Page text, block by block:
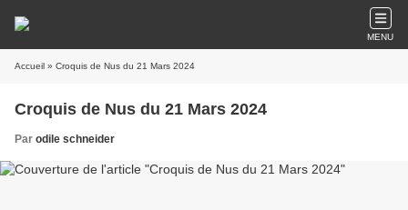
MENU
Accueil » Croquis de Nus du 21 Mars 2024
Croquis de Nus du 21 Mars 2024
Par odile schneider